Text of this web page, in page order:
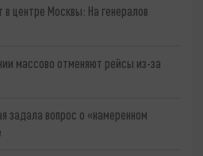
центре Москвы: На генералов
массово отменяют рейсы из-за
задала вопрос о «намеренном